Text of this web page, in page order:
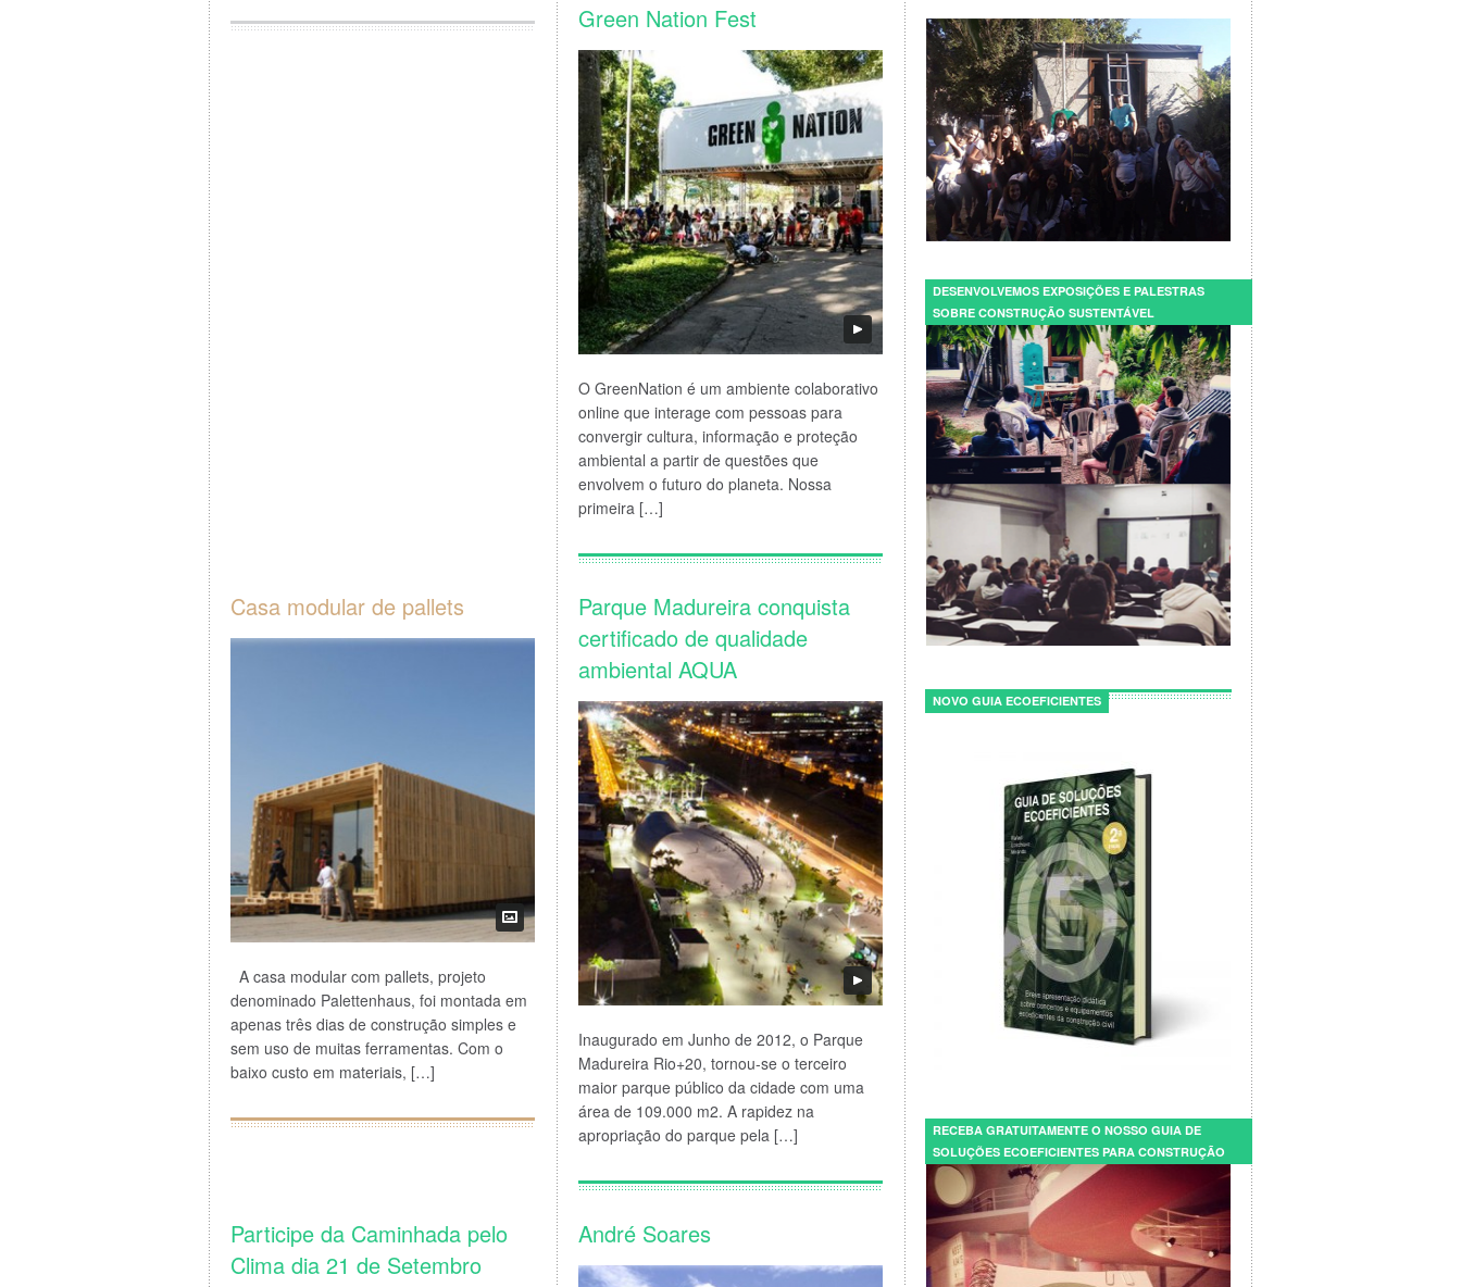
Green Nation Fest
O GreenNation é um ambiente colaborativo
online que interage com pessoas para
convergir cultura, informação e proteção
ambiental a partir de questões que
envolvem o futuro do planeta. Nossa
primeira […]
Casa modular de pallets
A casa modular com pallets, projeto
denominado Palettenhaus, foi montada em
apenas três dias de construção simples e
sem uso de muitas ferramentas. Com o
baixo custo em materiais, […]
Parque Madureira conquista
certificado de qualidade
ambiental AQUA
Inaugurado em Junho de 2012, o Parque
Madureira Rio+20, tornou-se o terceiro
maior parque público da cidade com uma
área de 109.000 m2. A rapidez na
apropriação do parque pela […]
Participe da Caminhada pelo
Clima dia 21 de Setembro
André Soares
DESENVOLVEMOS EXPOSIÇÕES E PALESTRAS
SOBRE CONSTRUÇÃO SUSTENTÁVEL
NOVO GUIA ECOEFICIENTES
RECEBA GRATUITAMENTE O NOSSO GUIA DE
SOLUÇÕES ECOEFICIENTES PARA CONSTRUÇÃO